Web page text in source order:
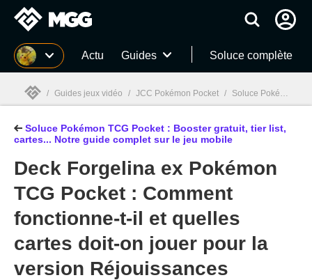
MGG Actu Guides Soluce complète
MGG
/ Guides jeux vidéo / JCC Pokémon Pocket / Soluce Pokémon TCG Pocket : Booster gratuit, tier list, cartes... Notre guide complet sur le jeu mobile
Soluce Pokémon TCG Pocket : Booster gratuit, tier list,
cartes... Notre guide complet sur le jeu mobile
Deck Forgelina ex Pokémon
TCG Pocket : Comment
fonctionne-t-il et quelles
cartes doit-on jouer pour la
version Réjouissances